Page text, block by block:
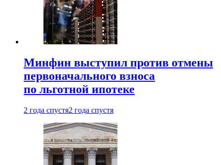
Минфин выступил против отмены
первоначального взноса
по льготной ипотеке
2 года спустя2 года спустя